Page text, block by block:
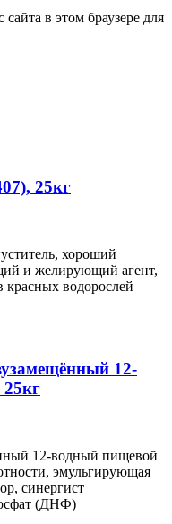
в этом браузере для
25кг
хороший
и желирующий агент,
водорослей
12-
12-водный пищевой
эмульгирующая
синергист
(ДНФ)